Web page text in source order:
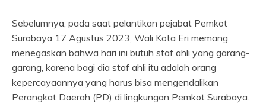
Sebelumnya, pada saat pelantikan pejabat Pemkot
Surabaya 17 Agustus 2023, Wali Kota Eri memang
menegaskan bahwa hari ini butuh staf ahli yang garang-
garang, karena bagi dia staf ahli itu adalah orang
kepercayaannya yang harus bisa mengendalikan
Perangkat Daerah (PD) di lingkungan Pemkot Surabaya.